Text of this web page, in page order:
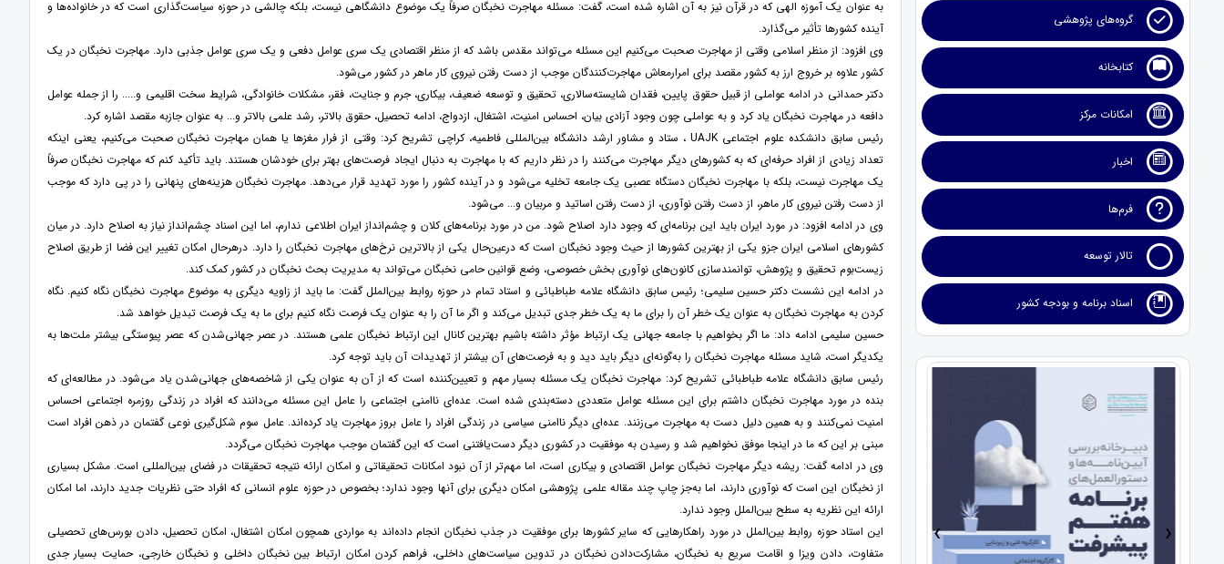
گروه‌های پژوهشی
کتابخانه
امکانات مرکز
اخبار
فرم‌ها
تالار توسعه
اسناد برنامه و بودجه کشور
› ‹
به عنوان یک آموزه الهی که در قرآن نیز به آن اشاره شده است، گفت: مسئله مهاجرت نخبگان صرفاً یک موضوع دانشگاهی نیست، بلکه چالشی در حوزه سیاست‌گذاری است که در خانواده‌ها و
آینده کشورها تأثیر می‌گذارد.
وی افزود: از منظر اسلامی وقتی از مهاجرت صحبت می‌کنیم این مسئله می‌تواند مقدس باشد که از منظر اقتصادی یک سری عوامل دفعی و یک سری عوامل جذبی دارد. مهاجرت نخبگان در یک
کشور علاوه بر خروج ارز به کشور مقصد برای امرارمعاش مهاجرت‌کنندگان موجب از دست رفتن نیروی کار ماهر در کشور می‌شود.
دکتر حمدانی در ادامه عواملی از قبیل حقوق پایین، فقدان شایسته‌سالاری، تحقیق و توسعه ضعیف، بیکاری، جرم و جنایت، فقر، مشکلات خانوادگی، شرایط سخت اقلیمی و..... را از جمله عوامل
دافعه در مهاجرت نخبگان یاد کرد و به عواملی چون وجود آزادی بیان، احساس امنیت، اشتغال، ازدواج، ادامه تحصیل، حقوق بالاتر، رشد علمی بالاتر و... به عنوان جازبه مقصد اشاره کرد.
رئیس سابق دانشکده علوم اجتماعی UAJK ، ستاد و مشاور ارشد دانشگاه بین‌المللی فاطمیه، کراچی تشریح کرد: وقتی از فرار مغزها یا همان مهاجرت نخبگان صحبت می‌کنیم، یعنی اینکه
تعداد زیادی از افراد حرفه‌ای که به کشورهای دیگر مهاجرت می‌کنند را در نظر داریم که با مهاجرت به دنبال ایجاد فرصت‌های بهتر برای خودشان هستند. باید تأکید کنم که مهاجرت نخبگان صرفاً
یک مهاجرت نیست، بلکه با مهاجرت نخبگان دستگاه عصبی یک جامعه تخلیه می‌شود و در آینده کشور را مورد تهدید قرار می‌دهد. مهاجرت نخبگان هزینه‌های پنهانی را در پی دارد که موجب
از دست رفتن نیروی کار ماهر، از دست رفتن نوآوری، از دست رفتن اساتید و مربیان و... می‌شود.
وی در ادامه افزود: در مورد ایران باید این برنامه‌ای که وجود دارد اصلاح شود. من در مورد برنامه‌های کلان و چشم‌انداز ایران اطلاعی ندارم، اما این اسناد چشم‌انداز نیاز به اصلاح دارد. در میان
کشورهای اسلامی ایران جزو یکی از بهترین کشورها از حیث وجود نخبگان است که درعین‌حال یکی از بالاترین نرخ‌های مهاجرت نخبگان را دارد. درهرحال امکان تغییر این فضا از طریق اصلاح
زیست‌بوم تحقیق و پژوهش، توانمندسازی کانون‌های نوآوری بخش خصوصی، وضع قوانین حامی نخبگان می‌تواند به مدیریت بحث نخبگان در کشور کمک کند.
در ادامه این نشست دکتر حسین سلیمی؛ رئیس سابق دانشگاه علامه طباطبائی و استاد تمام در حوزه روابط بین‌الملل گفت: ما باید از زاویه دیگری به موضوع مهاجرت نخبگان نگاه کنیم. نگاه
کردن به مهاجرت نخبگان به عنوان یک خطر آن را برای ما به یک خطر جدی تبدیل می‌کند و اگر ما آن را به عنوان یک فرصت نگاه کنیم برای ما به یک فرصت تبدیل خواهد شد.
حسین سلیمی ادامه داد: ما اگر بخواهیم با جامعه جهانی یک ارتباط مؤثر داشته باشیم بهترین کانال این ارتباط نخبگان علمی هستند. در عصر جهانی‌شدن که عصر پیوستگی بیشتر ملت‌ها به
یکدیگر است، شاید مسئله مهاجرت نخبگان را به‌گونه‌ای دیگر باید دید و به فرصت‌های آن بیشتر از تهدیدات آن باید توجه کرد.
رئیس سابق دانشگاه علامه طباطبائی تشریح کرد: مهاجرت نخبگان یک مسئله بسیار مهم و تعیین‌کننده است که از آن به عنوان یکی از شاخصه‌های جهانی‌شدن یاد می‌شود. در مطالعه‌ای که
بنده در مورد مهاجرت نخبگان داشتم برای این مسئله عوامل متعددی دسته‌بندی شده است. عده‌ای ناامنی اجتماعی را عامل این مسئله می‌دانند که افراد در زندگی روزمره اجتماعی احساس
امنیت نمی‌کنند و به همین دلیل دست به مهاجرت می‌زنند. عده‌ای دیگر ناامنی سیاسی در زندگی افراد را عامل بروز مهاجرت یاد کرده‌اند. عامل سوم شکل‌گیری نوعی گفتمان در ذهن افراد است
مبنی بر این که ما در اینجا موفق نخواهیم شد و رسیدن به موفقیت در کشوری دیگر دست‌یافتنی است که این گفتمان موجب مهاجرت نخبگان می‌گردد.
وی در ادامه گفت: ریشه دیگر مهاجرت نخبگان عوامل اقتصادی و بیکاری است، اما مهم‌تر از آن نبود امکانات تحقیقاتی و امکان ارائه نتیجه تحقیقات در فضای بین‌المللی است. مشکل بسیاری
از نخبگان این است که نوآوری دارند، اما به‌جز چاپ چند مقاله علمی پژوهشی امکان دیگری برای آنها وجود ندارد؛ بخصوص در حوزه علوم انسانی که افراد حتی نظریات جدید دارند، اما امکان
ارائه این نظریه به سطح بین‌الملل وجود ندارد.
این استاد حوزه روابط بین‌الملل در مورد راهکارهایی که سایر کشورها برای موفقیت در جذب نخبگان انجام داده‌اند به مواردی همچون امکان اشتغال، امکان تحصیل، دادن بورس‌های تحصیلی
متفاوت، دادن ویزا و اقامت سریع به نخبگان، مشارکت‌دادن نخبگان در تدوین سیاست‌های داخلی، فراهم کردن امکان ارتباط بین نخبگان داخلی و نخبگان خارجی، حمایت بسیار جدی